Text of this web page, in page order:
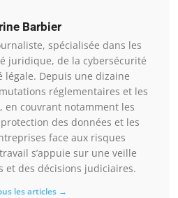
Barbier
spécialisée dans les
juridique, de la cybersécurité
légale. Depuis une dizaine
réglementaires et les
en couvrant notamment les
des données et les
face aux risques
s’appuie sur une veille
et des décisions judiciaires.
les articles →